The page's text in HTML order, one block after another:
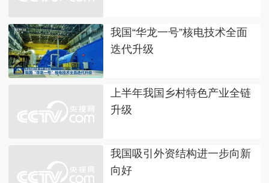
我国“华龙一号”核电技术全面
迭代升级
上半年我国乡村特色产业全链
升级
我国吸引外资结构进一步向新
向好